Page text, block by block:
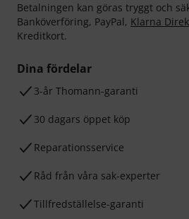
Betalningen kan göras tryggt och
Banköverföring, PayPal, Klarna
Kreditkort.
Dina fördelar
3-år Thomann-garanti
30 dagars öppet köp
Reparationsservice
Råd från våra sak-experter
Tillfredställelse-garanti